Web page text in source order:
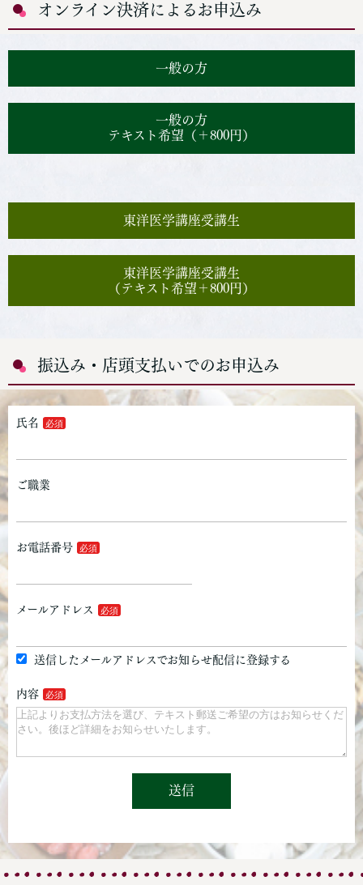
オンライン決済によるお申込み
一般の方
一般の方
テキスト希望（＋800円）
東洋医学講座受講生
東洋医学講座受講生
（テキスト希望＋800円）
振込み・店頭支払いでのお申込み
氏名
ご職業
お電話番号
メールアドレス
送信したメールアドレスでお知らせ配信に登録する
内容
送信